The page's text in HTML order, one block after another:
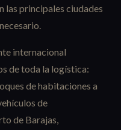
las principales ciudades
internacional
de toda la logística:
de habitaciones a
de
de Barajas,